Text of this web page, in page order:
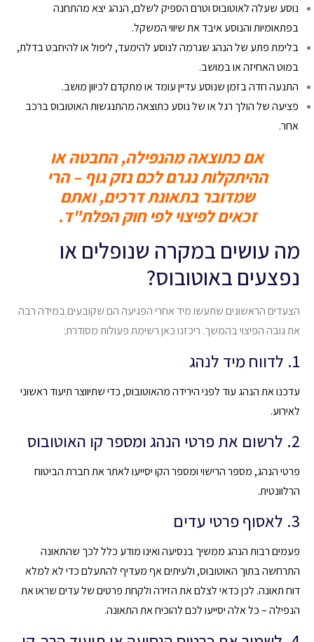
נוסע שעלה לאוטובוס וטרם הספיק לשלם, הנהג יצא מהתחנה
בפתאומיות והנוסע איבד את שיווי המשקל.
בלימת פתע של הנהג שגרמה לנוסע להימעד, ליפול או להיחבט בדלת,
במוט האחיזה או במושב.
התנעה חדה בזמן שנוסע עדיין עומד או מתקדם לכיוון מושב.
פציעה של הולך רגל או של נוסע כתוצאה מהתנגשות האוטובוס ברכב
אחר.
אם כתוצאה מהנפילה, החבטה או
ההיתקלות נגרם לכם נזק גוף – הרי
שמדובר בתאונת דרכים, ואתם
זכאים לפיצוי לפי חוק הפלת"ד.
מה עושים במקרה שנופלים או
נפצעים באוטובוס?
הצעדים הראשונים שתעשו מיד אחרי הפגיעה הם שקובעים במידה רבה
את גובה הפיצוי בהמשך. ריכזנו כאן רשימת פעולות מסודרת:
1. לדווח מיד לנהג
עדכנו את הנהג עוד לפני הירידה מהאוטובוס, כדי שתיווצר תיעוד ראשוני
לאירוע.
2. לרשום את פרטי הנהג ומספר קו האוטובוס
פרטי הנהג, מספר הרישוי ומספר הקו יסייעו לאתר את חברת הביטוח
הרלוונטית.
3. לאסוף פרטי עדים
פעמים רבות הנהג ממשיך בנסיעה ואינו מודע כלל לכך שהתאונה
התרחשה בתוך האוטובוס, ולעיתים אף מעדיף להתעלם כדי לא למלא
דוח תאונה. לכן כדאי לצלם את הזירה ולקחת פרטים של עדים שראו את
הנפילה – כל אלה יסייעו לכם להוכיח את התאונה.